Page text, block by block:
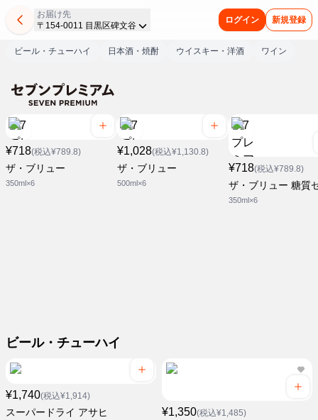
お届け先
〒154-0011 目黒区碑文谷
ログイン 新規登録
ビール・チューハイ 日本酒・焼酎 ウイスキー・洋酒 ワイン
¥718(税込¥789.8)
ザ・ブリュー
350ml×6
¥1,028(税込¥1,130.8)
ザ・ブリュー
500ml×6
¥718(税込¥789.8)
ザ・ブリュー 糖質
350ml×6
ビール・チューハイ
¥1,740(税込¥1,914)
スーパードライ アサヒ ¥1,350(税込¥1,485)